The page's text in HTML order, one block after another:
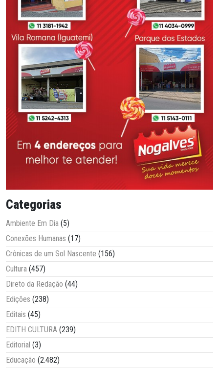
Categorias
Ambiente Em Dia (5)
Conexões Humanas (17)
Crônicas de um Sol Nascente (156)
Cultura (457)
Direto da Redação (44)
Edições (238)
Editais (45)
EDITH CULTURA (239)
Editorial (3)
Educação (2.482)